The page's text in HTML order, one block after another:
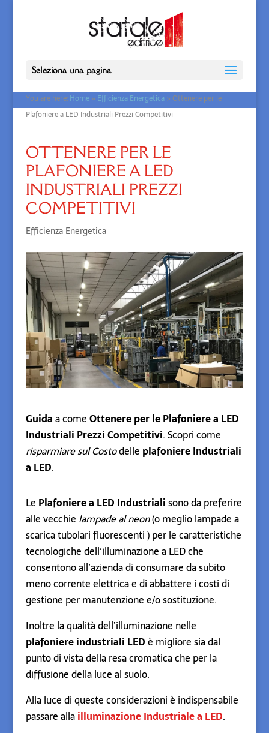
Seleziona una pagina
You are here: Home » Efficienza Energetica » Ottenere per le
Plafoniere a LED Industriali Prezzi Competitivi
OTTENERE PER LE
PLAFONIERE A LED
INDUSTRIALI PREZZI
COMPETITIVI
Efficienza Energetica
Guidaa comeOttenere per le Plafoniere a LED
Industriali Prezzi Competitivi. Scopri come
risparmiare sul Costodelle plafoniere Industriali
a LED.
Le Plafoniere a LED Industrialisono da preferire
alle vecchie lampade al neon(o meglio lampade a
scarica tubolari fluorescenti ) per le caratteristiche
tecnologiche dell’illuminazione a LED che
consentono all’azienda di consumare da subito
meno corrente elettrica e di abbattere i costi di
gestione per manutenzione e/o sostituzione.
Inoltre la qualità dell’illuminazione nelle
plafoniere industriali LEDè migliore sia dal
punto di vista della resa cromatica che per la
diffusione della luce al suolo.
Alla luce di queste considerazioni è indispensabile
passare allailluminazione Industriale a LED.